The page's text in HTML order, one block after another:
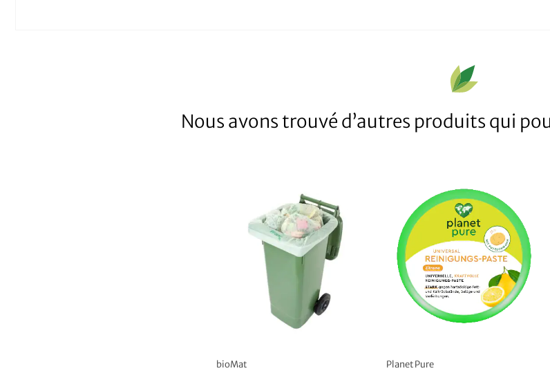
Nous avons trouvé d’autres produits qui
bioMat Planet Pure